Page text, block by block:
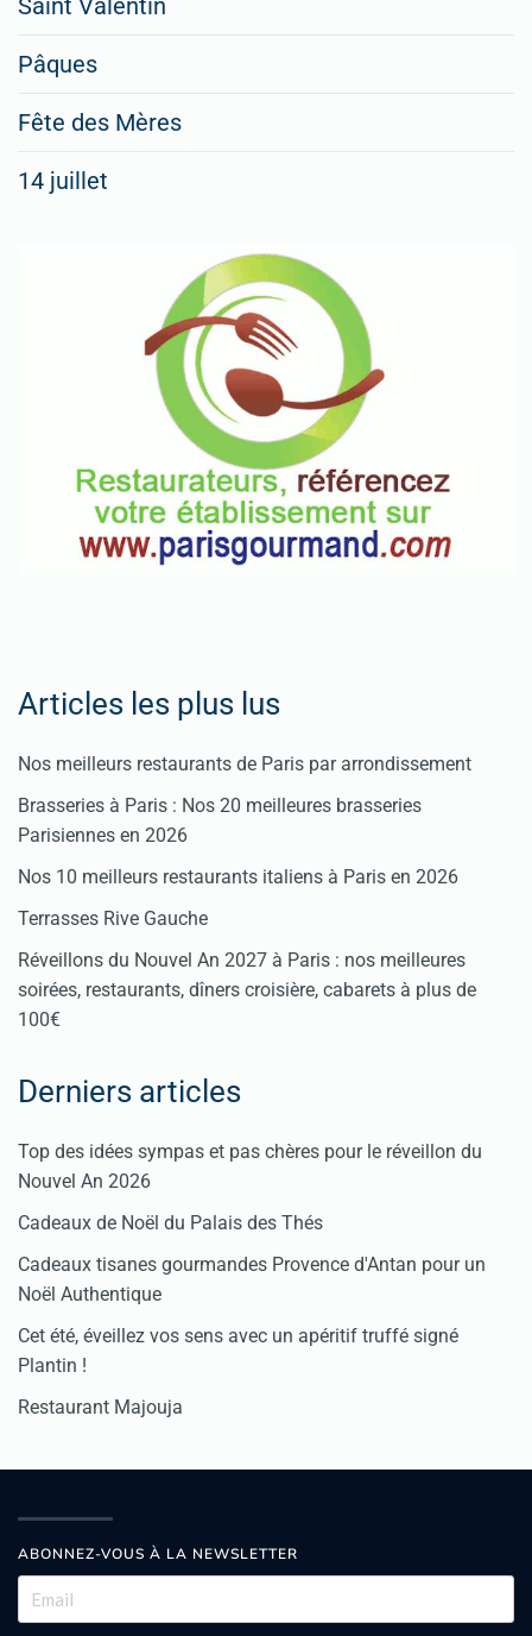
Pâques
Fête des Mères
14 juillet
Articles les plus lus
Nos meilleurs restaurants de Paris par arrondissement
Brasseries à Paris : Nos 20 meilleures brasseries
Parisiennes en 2026
Nos 10 meilleurs restaurants italiens à Paris en 2026
Terrasses Rive Gauche
Réveillons du Nouvel An 2027 à Paris : nos meilleures
soirées, restaurants, dîners croisière, cabarets à plus de
100€
Derniers articles
Top des idées sympas et pas chères pour le réveillon du
Nouvel An 2026
Cadeaux de Noël du Palais des Thés
Cadeaux tisanes gourmandes Provence d'Antan pour un
Noël Authentique
Cet été, éveillez vos sens avec un apéritif truffé signé
Plantin !
Restaurant Majouja
ABONNEZ-VOUS À LA NEWSLETTER